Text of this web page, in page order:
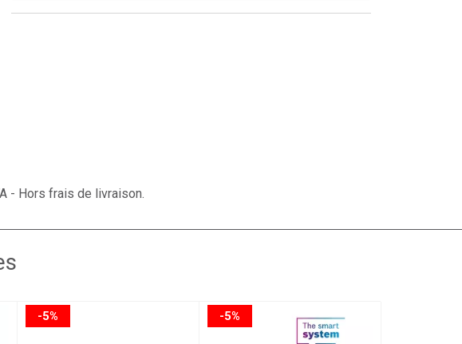
proposent des batteries à bas coût et souvent de
- Hors frais de livraison.
-5% -5%